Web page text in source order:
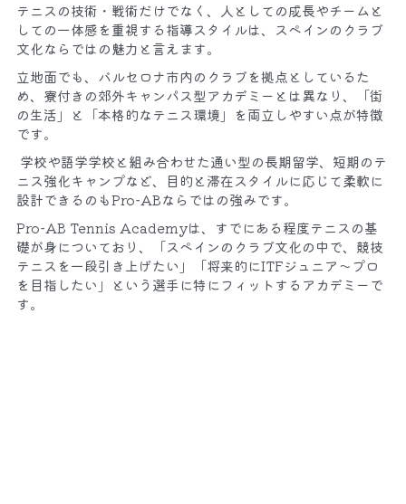
テニスの技術・戦術だけでなく、人としての成長やチームと
しての一体感を重視する指導スタイルは、スペインのクラブ
文化ならではの魅力と言えます。​
立地面でも、バルセロナ市内のクラブを拠点としているた
め、寮付きの郊外キャンパス型アカデミーとは異なり、「街
の生活」と「本格的なテニス環境」を両立しやすい点が特徴
です。
ニス強化キャンプなど、目的と滞在スタイルに応じて柔軟に
設計できるのもPro‑ABならではの強みです。​
Pro‑AB Tennis Academyは、すでにある程度テニスの基
礎が身についており、「スペインのクラブ文化の中で、競技
テニスを一段引き上げたい」「将来的にITFジュニア〜プロ
を目指したい」という選手に特にフィットするアカデミーで
す。